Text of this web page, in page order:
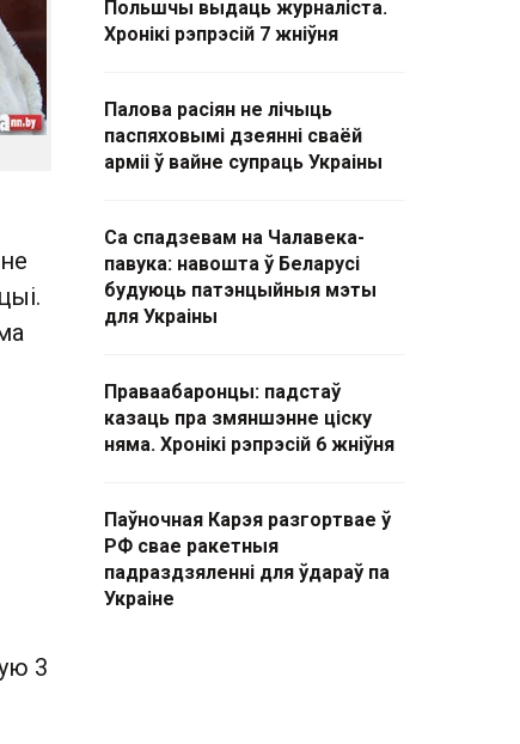
3
Польшчы выдаць журналіста.
Хронікі рэпрэсій 7 жніўня
Палова расіян не лічыць
паспяховымі дзеянні сваёй
арміі ў вайне супраць Украіны
Са спадзевам на Чалавека-
павука: навошта ў Беларусі
будуюць патэнцыйныя мэты
для Украіны
Праваабаронцы: падстаў
казаць пра змяншэнне ціску
няма. Хронікі рэпрэсій 6 жніўня
Паўночная Карэя разгортвае ў
РФ свае ракетныя
падраздзяленні для ўдараў па
Украіне